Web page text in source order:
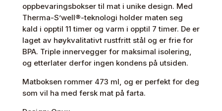
oppbevaringsbokser til mat i unike design. Med
Therma-S’well®-teknologi holder maten seg
kald i opptil 11 timer og varm i opptil 7 timer. De er
laget av høykvalitativt rustfritt stål og er frie for
BPA. Triple innervegger for maksimal isolering,
og etterlater derfor ingen kondens på utsiden.
Matboksen rommer 473 ml, og er perfekt for deg
som vil ha med fersk mat på farta.